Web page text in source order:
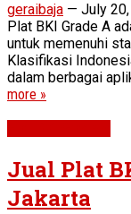
geraibaja — July
Plat BKI Grade A
untuk memenuhi
Klasifikasi
dalam berbagai
more »
Jual Plat
Jakarta